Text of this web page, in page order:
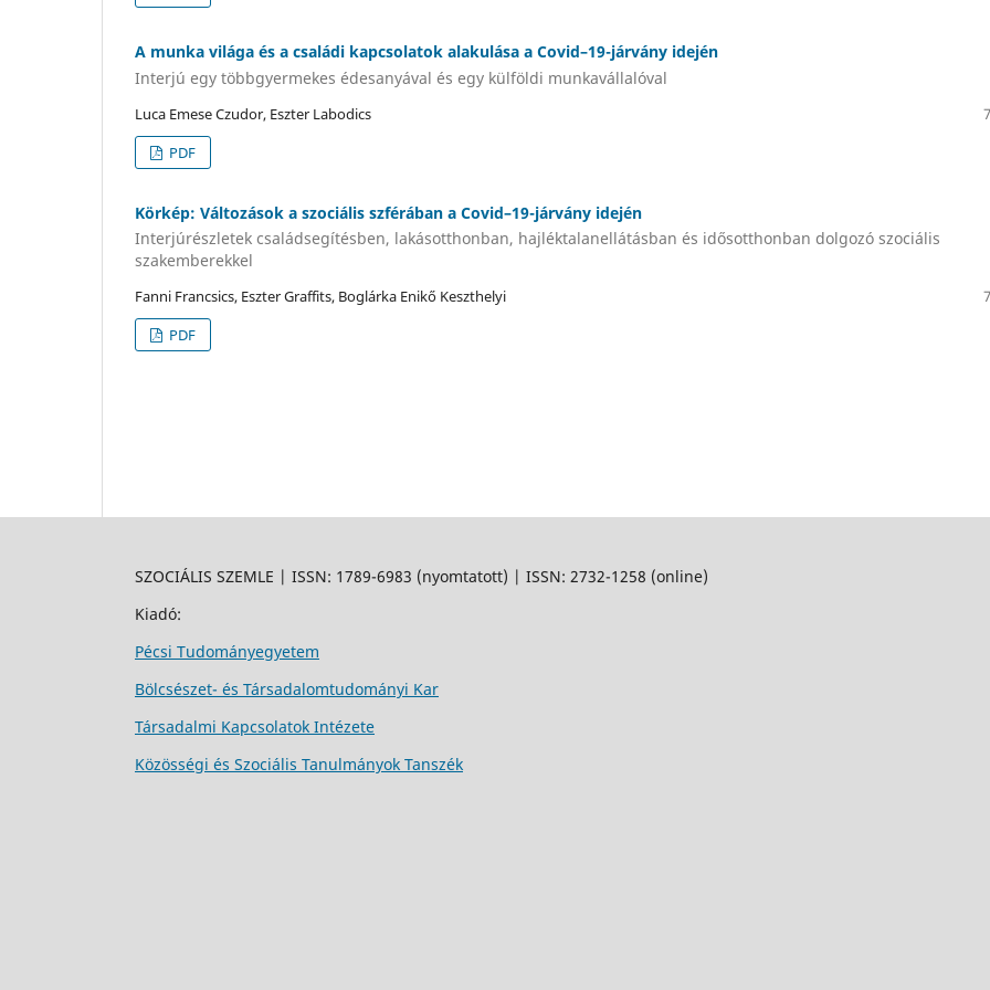
A munka világa és a családi kapcsolatok alakulása a Covid–19-járvány idején
Interjú egy többgyermekes édesanyával és egy külföldi munkavállalóval
Luca Emese Czudor, Eszter Labodics
PDF
Körkép: Változások a szociális szférában a Covid–19-járvány idején
Interjúrészletek családsegítésben, lakásotthonban, hajléktalanellátásban és idősotthonban dolgozó szociális
szakemberekkel
Fanni Francsics, Eszter Graffits, Boglárka Enikő Keszthelyi
PDF
SZOCIÁLIS SZEMLE | ISSN: 1789-6983 (nyomtatott) | ISSN: 2732-1258 (online)
Kiadó:
Pécsi Tudományegyetem
Bölcsészet- és Társadalomtudományi Kar
Társadalmi Kapcsolatok Intézete
Közösségi és Szociális Tanulmányok Tanszék